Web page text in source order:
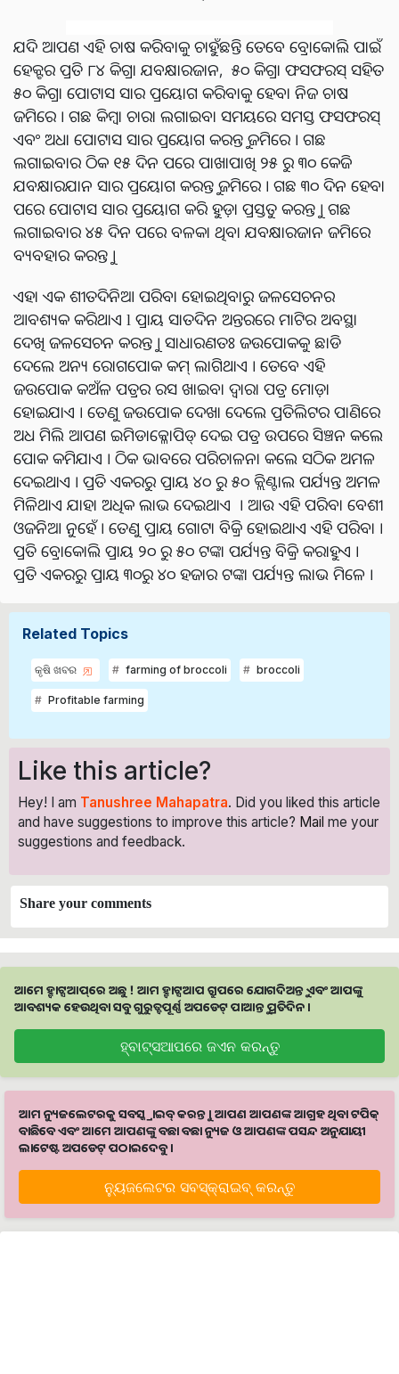
ଯଦି ଆପଣ ଏହି ଚାଷ କରିବାକୁ ଚାହୁଁଛନ୍ତି ତେବେ ବ୍ରୋକୋଲି ପାଇଁ
ହେକ୍ଟର ପ୍ରତି ୮୪ କିଗ୍ରା ଯବକ୍ଷାରଜାନ, ୫୦ କିଗ୍ରା ଫସଫରସ୍ ସହିତ
୫୦ କିଗ୍ରା ପୋଟାସ ସାର ପ୍ରୟୋଗ କରିବାକୁ ହେବା ନିଜ ଚାଷ
ଜମିରେ । ଗଛ କିମ୍ବା ଚାରା ଲଗାଇବା ସମୟରେ ସମସ୍ତ ଫସଫରସ୍
ଏବଂ ଅଧା ପୋଟାସ ସାର ପ୍ରୟୋଗ କରନ୍ତୁ ଜମିରେ । ଗଛ
ଲଗାଇବାର ଠିକ ୧୫ ଦିନ ପରେ ପାଖାପାଖି ୨୫ ରୁ ୩୦ କେଜି
ଯବକ୍ଷାରଯାନ ସାର ପ୍ରୟୋଗ କରନ୍ତୁ ଜମିରେ । ଗଛ ୩୦ ଦିନ ହେବା
ପରେ ପୋଟାସ ସାର ପ୍ରୟୋଗ କରି ହୁଡ଼ା ପ୍ରସ୍ତୁତ କରନ୍ତୁ । ଗଛ
ଲଗାଇବାର ୪୫ ଦିନ ପରେ ବଳକା ଥିବା ଯବକ୍ଷାରଜାନ ଜମିରେ
ବ୍ୟବହାର କରନ୍ତୁ ।
ଏହା ଏକ ଶୀତଦିନିଆ ପରିବା ହୋଇଥିବାରୁ ଜଳସେଚନର
ଆବଶ୍ୟକ କରିଥାଏ l ପ୍ରାୟ ସାତଦିନ ଅନ୍ତରରେ ମାଟିର ଅବସ୍ଥା
ଦେଖି ଜଳସେଚନ କରନ୍ତୁ । ସାଧାରଣତଃ ଜଉପୋକକୁ ଛାଡି
ଦେଲେ ଅନ୍ୟ ରୋଗପୋକ କମ୍ ଲାଗିଥାଏ । ତେବେ ଏହି
ଜଉପୋକ କଅଁଳ ପତ୍ରର ରସ ଖାଇବା ଦ୍ୱାରା ପତ୍ର ମୋଡ଼ା
ହୋଇଯାଏ । ତେଣୁ ଜଉପୋକ ଦେଖା ଦେଲେ ପ୍ରତିଲିଟର ପାଣିରେ
ଅଧ ମିଲି ଆପଣ ଇମିଡାକ୍ଳୋପିଡ୍ ଦେଇ ପତ୍ର ଉପରେ ସିଞ୍ଚନ କଲେ
ପୋକ କମିଯାଏ । ଠିକ ଭାବରେ ପରିଚାଳନା କଲେ ସଠିକ ଅମଳ
ଦେଇଥାଏ । ପ୍ରତି ଏକରରୁ ପ୍ରାୟ ୪୦ ରୁ ୫୦ କ୍ଲିଣ୍ଟାଲ ପର୍ଯ୍ୟନ୍ତ ଅମଳ
ମିଳିଥାଏ ଯାହା ଅଧିକ ଲାଭ ଦେଇଥାଏ । ଆଉ ଏହି ପରିବା ବେଶୀ
ଓଜନିଆ ନୁହେଁ । ତେଣୁ ପ୍ରାୟ ଗୋଟା ବିକ୍ରି ହୋଇଥାଏ ଏହି ପରିବା ।
ପ୍ରତି ବ୍ରୋକୋଲି ପ୍ରାୟ ୨୦ ରୁ ୫୦ ଟଙ୍କା ପର୍ଯ୍ୟନ୍ତ ବିକ୍ରି କରାହୁଏ ।
ପ୍ରତି ଏକରରୁ ପ୍ରାୟ ୩୦ରୁ ୪୦ ହଜାର ଟଙ୍କା ପର୍ଯ୍ୟନ୍ତ ଲାଭ ମିଳେ ।
Related Topics
କୃଷି ଖବର farming of broccoli broccoli
Profitable farming
Like this article?
Hey! I am Tanushree Mahapatra. Did you liked this article
and have suggestions to improve this article? Mail me your
suggestions and feedback.
Share your comments
ଆମେ ହ୍ବାଟ୍ସଆପ୍‌ରେ ଅଛୁ ! ଆମ ହ୍ବାଟ୍ସଆପ ଗ୍ରୁପରେ ଯୋଗଦିଅନ୍ତୁ ଏବଂ ଆପଙ୍କୁ
ଆବଶ୍ୟକ ହେଉଥିବା ସବୁ ଗୁରୁତ୍ବପୂର୍ଣ୍ଣ ଅପଡେଟ୍‌ ପାଆନ୍ତୁ ପ୍ରତିଦିନ ।
ହ୍ବାଟ୍ସଆପରେ ଜଏନ କରନ୍ତୁ
ଆମ ନ୍ୟୁଜଲେଟରକୁ ସବସ୍କ୍ରାଇବ୍ କରନ୍ତୁ । ଆପଣ ଆପଣଙ୍କ ଆଗ୍ରହ ଥିବା ଟପିକ୍‌
ବାଛିବେ ଏବଂ ଆମେ ଆପଣଙ୍କୁ ବଛା ବଛା ନ୍ୟୁଜ ଓ ଆପଣଙ୍କ ପସନ୍ଦ ଅନୁଯାୟୀ
ଲାଟେଷ୍ଟ ଅପଡେଟ୍‌ ପଠାଇଦେବୁ ।
ନ୍ୟୁଜଲେଟର ସବସ୍କ୍ରାଇବ୍‌ କରନ୍ତୁ